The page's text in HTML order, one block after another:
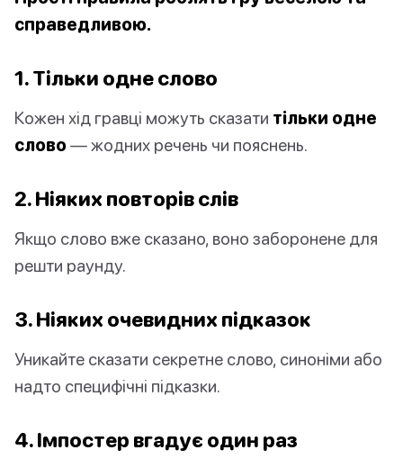
справедливою.
1. Тільки одне слово
Кожен хід гравці можуть сказати тільки одне
слово— жодних речень чи пояснень.
2. Ніяких повторів слів
Якщо слово вже сказано, воно заборонене для
решти раунду.
3. Ніяких очевидних підказок
Уникайте сказати секретне слово, синоніми або
надто специфічні підказки.
4. Імпостер вгадує один раз